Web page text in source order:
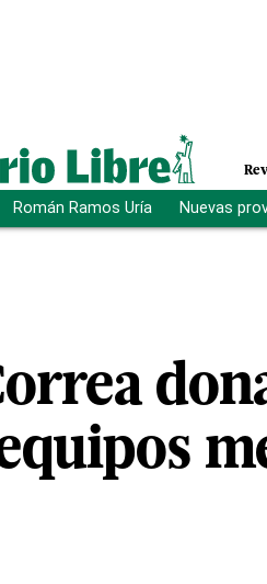
Román Ramos Uría Nuevas